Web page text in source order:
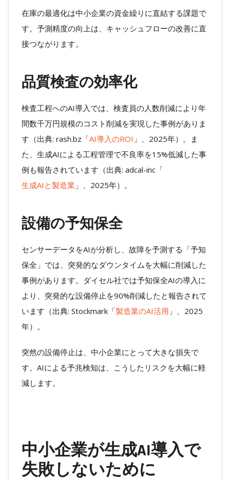
在庫の最適化は中小企業の資金繰りに直結する課題で
す。予測精度の向上は、キャッシュフローの改善に直
接つながります。
品質検査の効率化
検査工程へのAI導入では、検査員の人数削減により年
間数千万円規模のコスト削減を実現した事例がありま
す（出典: rash.bz「AI導入のROI 」、2025年）。ま
た、生成AIによる工程管理で不良率を15%低減した事
例も報告されています（出典: adcal-inc「
生成AIと製造業 」、2025年）。
設備の予知保全
センサーデータをAIが分析し、故障を予測する「予知
保全」では、突発的なダウンタイムを大幅に削減した
事例があります。ダイセル社では予知保全AIの導入に
より、突発的な設備停止を90%削減したと報告されて
います（出典: Stockmark「製造業のAI活用 」、2025
年）。
突然の設備停止は、中小企業にとって大きな損失で
す。AIによる予兆検知は、こうしたリスクを大幅に軽
減します。
中小企業が生成AI導入で
失敗しないために